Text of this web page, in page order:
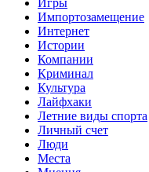
Игры
Импортозамещение
Интернет
Истории
Компании
Криминал
Культура
Лайфхаки
Летние виды спорта
Личный счет
Люди
Места